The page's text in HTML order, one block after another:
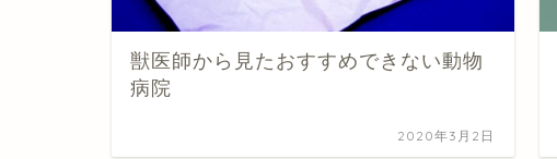
獣医師から見たおすすめできない動物
病院
2020年3月2日